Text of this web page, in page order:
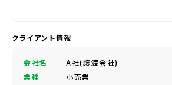
クライアント情報
会社名
A社(譲渡会社)
業種
小売業